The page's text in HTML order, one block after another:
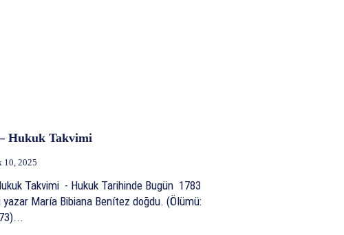
Hukuk Takvimi
10, 2025
Takvimi - Hukuk Tarihinde Bugün 1783
yazar María Bibiana Benítez doğdu. (Ölümü: